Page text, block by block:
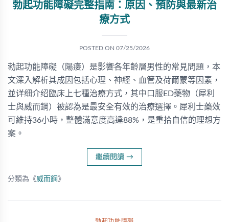
勃起功能障礙完整指南：原因、預防與最新治
療方式
POSTED ON 07/25/2026
勃起功能障礙（陽痿）是影響各年齡層男性的常見問題，本
文深入解析其成因包括心理、神經、血管及荷爾蒙等因素，
並详细介绍臨床上七種治療方式，其中口服ED藥物（犀利
士與威而鋼）被認為是最安全有效的治療選擇。犀利士藥效
可維持36小時，整體滿意度高達88%，是重拾自信的理想方
案。
繼續閱讀 →
分類為《威而鋼 》